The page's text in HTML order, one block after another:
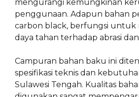
mengurangi kemungkinan
penggunaan. Adapun bahan
carbon black, berfungsi untuk
daya tahan terhadap abrasi
Campuran bahan baku ini
spesifikasi teknis dan
Sulawesi Tengah. Kualitas